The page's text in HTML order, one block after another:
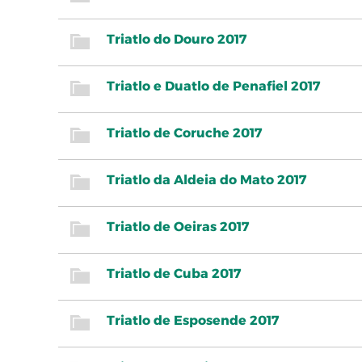
Triatlo do Douro 2017
Triatlo e Duatlo de Penafiel 2017
Triatlo de Coruche 2017
Triatlo da Aldeia do Mato 2017
Triatlo de Oeiras 2017
Triatlo de Cuba 2017
Triatlo de Esposende 2017